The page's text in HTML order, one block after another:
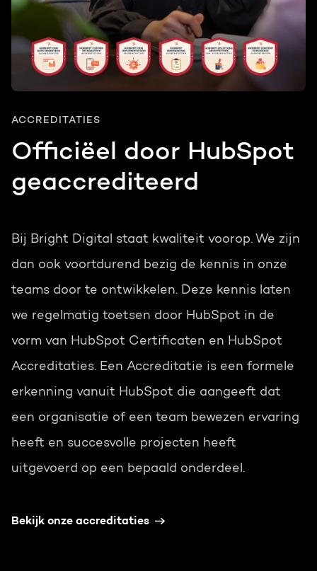
ACCREDITATIES
Officiëel door HubSpot
geaccrediteerd
Bij Bright Digital staat kwaliteit voorop. We zijn
dan ook voortdurend bezig de kennis in onze
teams door te ontwikkelen. Deze kennis laten
we regelmatig toetsen door HubSpot in de
vorm van HubSpot Certificaten en HubSpot
Accreditaties. Een Accreditatie is een formele
erkenning vanuit HubSpot die aangeeft dat
een organisatie of een team bewezen ervaring
heeft en succesvolle projecten heeft
uitgevoerd op een bepaald onderdeel.
Bekijk onze accreditaties